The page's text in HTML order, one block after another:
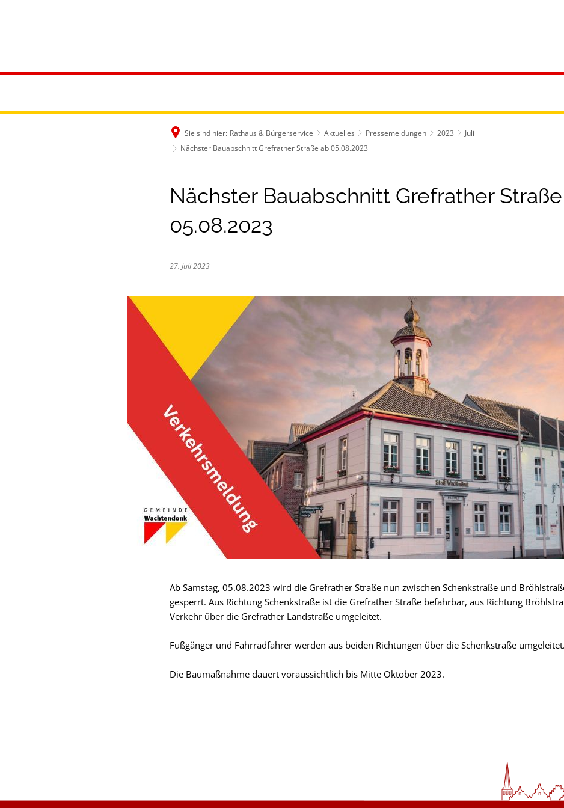
Sie sind hier: Rathaus & Bürgerservice Aktuelles Pressemeldungen 2023
Juli
Nächster Bauabschnitt Grefrather Straße ab 05.08.2023
Nächster Bauabschnitt Grefrather
05.08.2023
27. Juli 2023
Ab Samstag, 05.08.2023 wird die Grefrather Straße nun zwischen Schenkstraße und
gesperrt. Aus Richtung Schenkstraße ist die Grefrather Straße befahrbar, aus Richtung
Verkehr über die Grefrather Landstraße umgeleitet.
Fußgänger und Fahrradfahrer werden aus beiden Richtungen über die Schenkstraße umgeleitet.
Die Baumaßnahme dauert voraussichtlich bis Mitte Oktober 2023.